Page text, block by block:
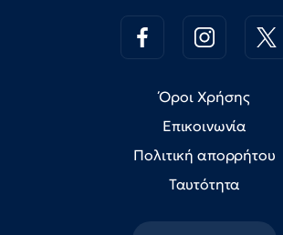
Όροι Χρήσης
Επικοινωνία
Πολιτική απορρήτου
Ταυτότητα